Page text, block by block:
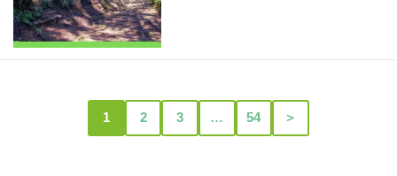
1 2 3 … 54 ＞